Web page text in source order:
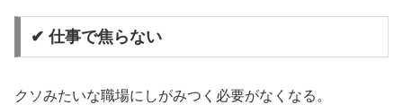
✔ 仕事で焦らない
クソみたいな職場にしがみつく必要がなくなる。